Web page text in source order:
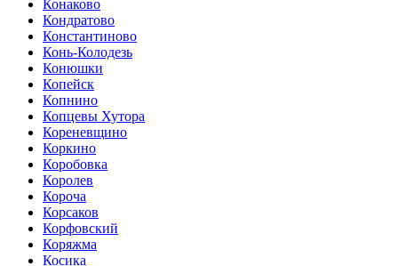
Конаково
Кондратово
Константиново
Конь-Колодезь
Конюшки
Копейск
Копнино
Копцевы Хутора
Кореневщино
Коркино
Коробовка
Королев
Короча
Корсаков
Корфовский
Коряжма
Косика